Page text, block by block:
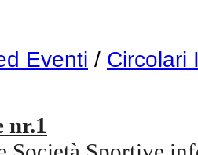
Eventi / Circolari
nr.1